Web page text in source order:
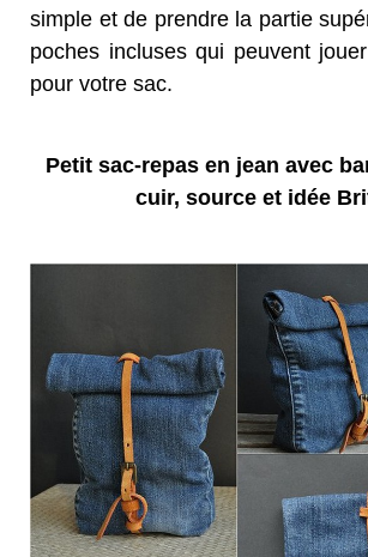
simple et de prendre la partie
poches incluses qui peuvent
pour votre sac.
Petit sac-repas en jean avec
cuir, source et idée